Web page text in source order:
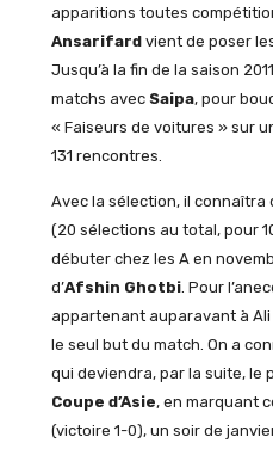
apparitions toutes
Ansarifardvient de poser
Jusqu’à la fin de la saison
matchs avec Saipa, pour
« Faiseurs de voitures » sur
131 rencontres.
Avec la sélection, il connaîtra
(20 sélections au total, pour
débuter chez les A en
d’Afshin Ghotbi. Pour
appartenant auparavant à Ali
le seul but du match. On a
qui deviendra, par la suite, le
Coupe d’Asie, en marquant
(victoire 1-0), un soir de